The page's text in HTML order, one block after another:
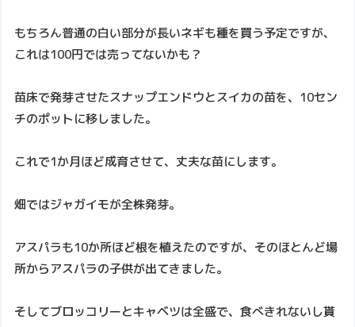
もちろん普通の白い部分が長いネギも種を買う予定ですが、
これは100円では売ってないかも？
苗床で発芽させたスナップエンドウとスイカの苗を、10セン
チのポットに移しました。
これで1か月ほど成育させて、丈夫な苗にします。
畑ではジャガイモが全株発芽。
アスパラも10か所ほど根を植えたのですが、そのほとんど場
所からアスパラの子供が出てきました。
そしてブロッコリーとキャベツは全盛で、食べきれないし貰